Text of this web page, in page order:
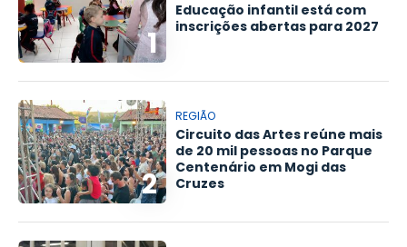
1
Educação infantil está com
inscrições abertas para 2027
2
REGIÃO
Circuito das Artes reúne mais
de 20 mil pessoas no Parque
Centenário em Mogi das
Cruzes